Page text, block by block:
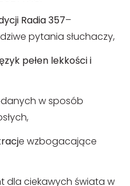
Radia 357–
pytania słuchaczy,
pełen lekkości i
w sposób
e wzbogacające
dla ciekawych świata w